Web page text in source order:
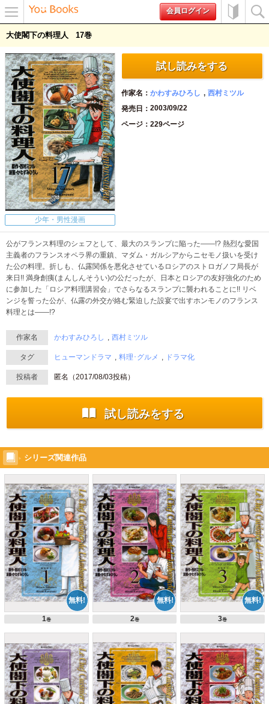
ー
会員ログイン
大使閣下の料理人 17
少年・男性漫画
試し読みをする
作家名 かわすみひろし
西村ミツル
発売日
2003/09/22
ページ
229ページ
公がフランス料理のシェフとして、最大のスランプに陥った――!? 熱烈な愛国
主義者のフランスオペラ界の重鎮、マダム・ガルシアからニセモノ扱いを受け
た公の料理。折しも、仏露関係を悪化させているロシアのストロガノフ局長が
来日!! 満身創痍(まんしんそうい)の公だったが、日本とロシアの友好強化のため
に参加した「ロシア料理講習会」でさらなるスランプに襲われることに!! リベ
ンジを誓った公が、仏露の外交が絡む緊迫した設宴で出すホンモノのフランス
料理とは――!?
作家名 かわすみひろし 西村ミツル
タグ ヒューマンドラマ 料理･グルメ ドラマ化
投稿者 匿名（2017/08/03投稿）
試し読みをする
シリーズ関連作品
1巻 2巻 3巻